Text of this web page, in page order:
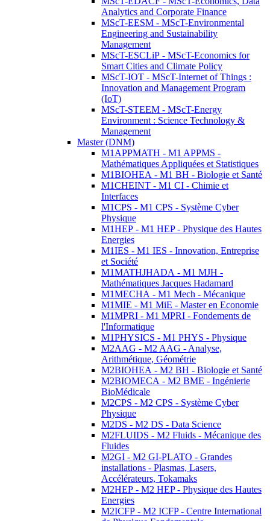
Analytics and Corporate Finance
MScT-EESM - MScT-Environmental
Engineering and Sustainability
Management
MScT-ESCLiP - MScT-Economics for
Smart Cities and Climate Policy
MScT-IOT - MScT-Internet of Things :
Innovation and Management Program
(IoT)
MScT-STEEM - MScT-Energy
Environment : Science Technology &
Management
Master (DNM)
M1APPMATH - M1 APPMS -
Mathématiques Appliquées et Statistiques
M1BIOHEA - M1 BH - Biologie et Santé
M1CHEINT - M1 CI - Chimie et
Interfaces
M1CPS - M1 CPS - Système Cyber
Physique
M1HEP - M1 HEP - Physique des Hautes
Energies
M1IES - M1 IES - Innovation, Entreprise
et Société
M1MATHJHADA - M1 MJH -
Mathématiques Jacques Hadamard
M1MECHA - M1 Mech - Mécanique
M1MIE - M1 MiE - Master en Economie
M1MPRI - M1 MPRI - Fondements de
l'Informatique
M1PHYSICS - M1 PHYS - Physique
M2AAG - M2 AAG - Analyse,
Arithmétique, Géométrie
M2BIOHEA - M2 BH - Biologie et Santé
M2BIOMECA - M2 BME - Ingénierie
BioMédicale
M2CPS - M2 CPS - Système Cyber
Physique
M2DS - M2 DS - Data Science
M2FLUIDS - M2 Fluids - Mécanique des
Fluides
M2GI - M2 GI-PLATO - Grandes
installations - Plasmas, Lasers,
Accélérateurs, Tokamaks
M2HEP - M2 HEP - Physique des Hautes
Energies
M2ICFP - M2 ICFP - Centre International